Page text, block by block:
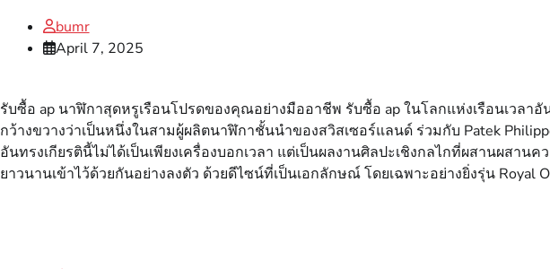
bumr
April 7, 2025
รับซื้อ ap นาฬิกาสุดหรูเรือนโปรดของคุณอย่างมืออาชีพ รับซื้อ ap ในโลกแห่งเรือนเวลาอั
กว้างขวางว่าเป็นหนึ่งในสามผู้ผลิตนาฬิกาชั้นนำของสวิสเซอร์แลนด์ ร่วมกับ Patek
อันทรงเกียรตินี้ไม่ได้เป็นเพียงเครื่องบอกเวลา แต่เป็นผลงานศิลปะเชิงกลไกที่ผสานผสา
ยาวนานเข้าไว้ด้วยกันอย่างลงตัว ด้วยดีไซน์ที่เป็นเอกลักษณ์ โดยเฉพาะอย่างยิ่งรุ่น Royal